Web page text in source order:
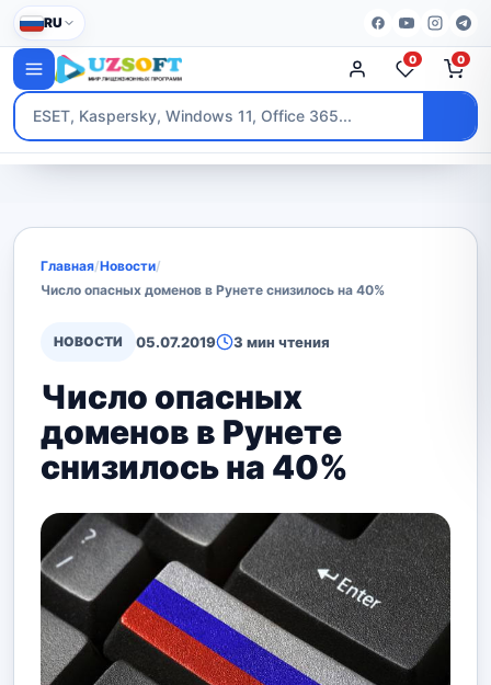
RU
0 0
Главная/Новости/
Число опасных доменов в Рунете снизилось на 40%
НОВОСТИ 05.07.2019 3 мин чтения
Число опасных
доменов в Рунете
снизилось на 40%